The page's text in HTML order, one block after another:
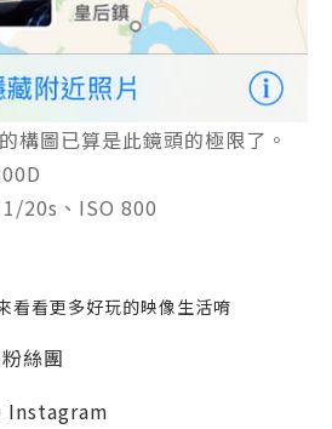
構圖已算是此鏡頭的極限了。
20s、ISO 800
看看更多好玩的映像生活唷
絲團
Instagram